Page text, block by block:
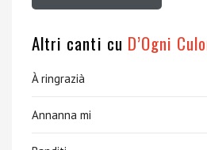
Altri canti cu D’Ogni
À ringrazià
Annanna mi